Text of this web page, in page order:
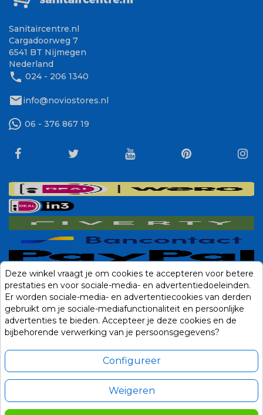
Sanitaircentre.nl
Cargadoorweg 7
6541 BT Nijmegen
Nederland
phone 024 - 206 1340
mailinfo@noviostores.nl
06 - 376 867 19
Deze winkel vraagt je om cookies te accepteren voor betere
prestaties en voor sociale-media- en advertentiedoeleinden.
Er worden sociale-media- en advertentiecookies van derden
gebruikt om je sociale-mediafunctionaliteit en persoonlijke
advertenties te bieden. Accepteer je deze cookies en de
bijbehorende verwerking van je persoonsgegevens?
Configureer
Weigeren